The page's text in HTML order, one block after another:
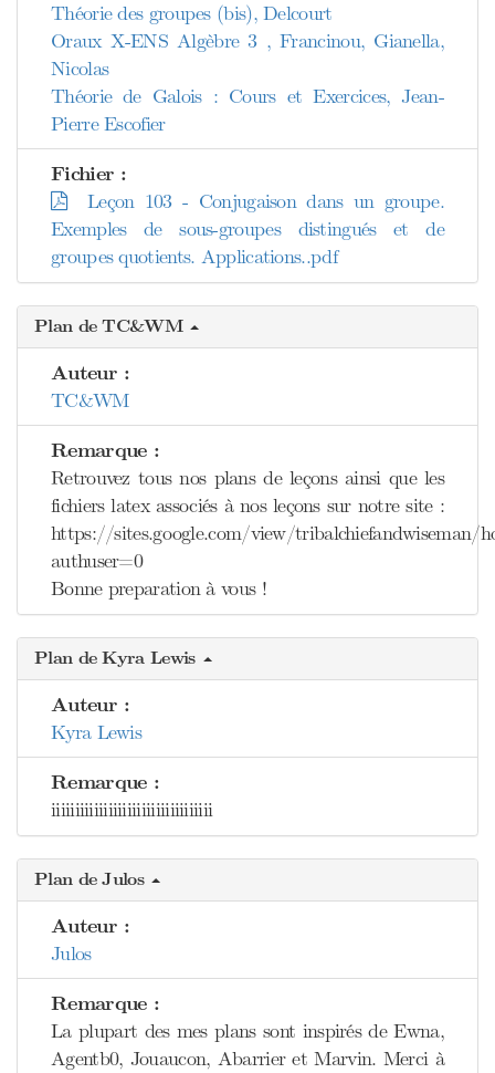
Théorie des groupes (bis), Delcourt
Oraux X-ENS Algèbre 3 , Francinou, Gianella,
Nicolas
Théorie de Galois : Cours et Exercices, Jean-
Pierre Escofier
Fichier :
Leçon 103 - Conjugaison dans un groupe.
Exemples de sous-groupes distingués et de
groupes quotients. Applications..pdf
Plan de TC&WM
Auteur :
TC&WM
Remarque :
Retrouvez tous nos plans de leçons ainsi que les
fichiers latex associés à nos leçons sur notre site :
https://sites.google.com/view/tribalchiefandwiseman/
authuser=0
Bonne preparation à vous !
Plan de Kyra Lewis
Auteur :
Kyra Lewis
Remarque :
iiiiiiiiiiiiiiiiiiiiiiiiiiiiiiiiii
Plan de Julos
Auteur :
Julos
Remarque :
La plupart des mes plans sont inspirés de Ewna,
Agentb0, Jouaucon, Abarrier et Marvin. Merci à